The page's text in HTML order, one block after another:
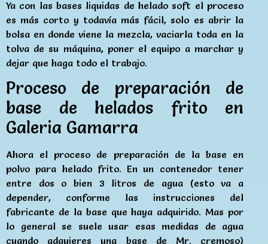
Ya con las bases liquidas de helado soft el proceso
es más corto y todavía más fácil, solo es abrir la
bolsa en donde viene la mezcla, vaciarla toda en la
tolva de su máquina, poner el equipo a marchar y
dejar que haga todo el trabajo.
Proceso de preparación de
base de helados frito en
Galeria Gamarra
Ahora el proceso de preparación de la base en
polvo para helado frito. En un contenedor tener
entre dos o bien 3 litros de agua (esto va a
depender, conforme las instrucciones del
fabricante de la base que haya adquirido. Mas por
lo general se suele usar esas medidas de agua
cuando adquieres una base de Mr. cremoso)